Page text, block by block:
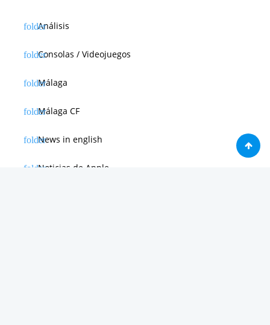
Análisis
Consolas / Videojuegos
Málaga
Málaga CF
News in english
Noticias de Apple